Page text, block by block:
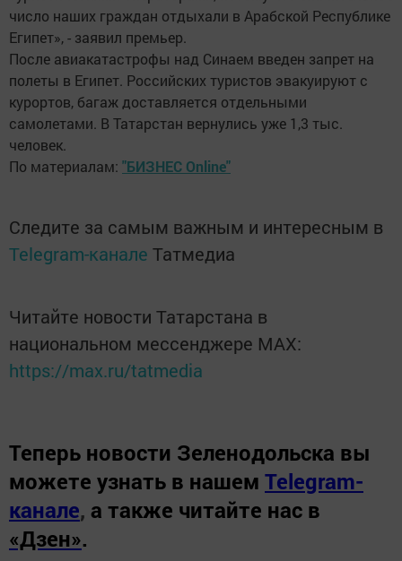
число наших граждан отдыхали в Арабской Республике
Египет», - заявил премьер.
После авиакатастрофы над Синаем введен запрет на
полеты в Египет. Российских туристов эвакуируют с
курортов, багаж доставляется отдельными
самолетами. В Татарстан вернулись уже 1,3 тыс.
человек.
По материалам: "БИЗНЕС Online"
Следите за самым важным и интересным в
Telegram-канале Татмедиа
Читайте новости Татарстана в
национальном мессенджере MАХ:
https://max.ru/tatmedia
Теперь новости Зеленодольска вы
можете узнать в нашем Telegram-
канале, а также читайте нас в
«Дзен».